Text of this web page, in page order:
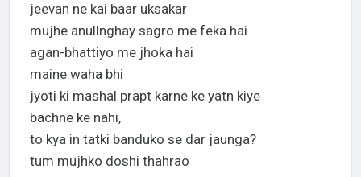
jeevan ne kai baar uksakar
mujhe anullnghay sagro me feka hai
agan-bhattiyo me jhoka hai
maine waha bhi
jyoti ki mashal prapt karne ke yatn kiye
bachne ke nahi,
to kya in tatki banduko se dar jaunga?
tum mujhko doshi thahrao